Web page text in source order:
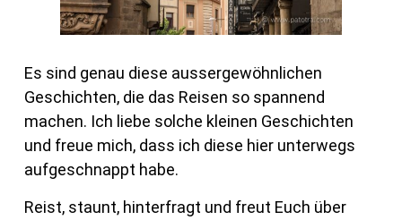
Es sind genau diese aussergewöhnlichen
Geschichten, die das Reisen so spannend
machen. Ich liebe solche kleinen Geschichten
und freue mich, dass ich diese hier unterwegs
aufgeschnappt habe.
Reist, staunt, hinterfragt und freut Euch über